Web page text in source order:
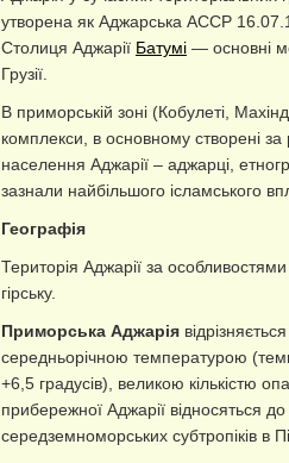
утворена як Аджарська АССР
Столиця Аджарії Батумі — основні
Грузії.
В приморській зоні (Кобулеті,
комплекси, в основному створені за
населення Аджарії – аджарці,
зазнали найбільшого ісламського
Географія
Територія Аджарії за
гірську.
Приморська Аджарія
середньорічною температурою
+6,5 градусів), великою кількістю
прибережної Аджарії відносяться
середземноморських субтропіків в